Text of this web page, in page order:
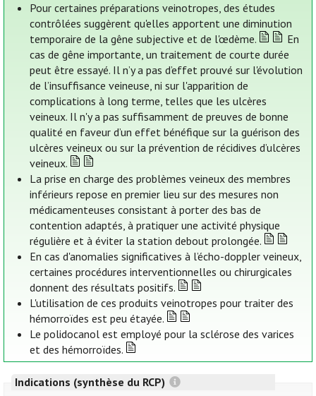
Pour certaines préparations veinotropes, des études
contrôlées suggèrent qu'elles apportent une diminution
temporaire de la gêne subjective et de l'œdème.
En
cas de gêne importante, un traitement de courte durée
peut être essayé. Il n’y a pas d’effet prouvé sur l'évolution
de l’insuffisance veineuse, ni sur l'apparition de
complications à long terme, telles que les ulcères
veineux. Il n'y a pas suffisamment de preuves de bonne
qualité en faveur d’un effet bénéfique sur la guérison des
ulcères veineux ou sur la prévention de récidives d’ulcères
veineux.
La prise en charge des problèmes veineux des membres
inférieurs repose en premier lieu sur des mesures non
médicamenteuses consistant à porter des bas de
contention adaptés, à pratiquer une activité physique
régulière et à éviter la station debout prolongée.
En cas d'anomalies significatives à l’écho-doppler veineux,
certaines procédures interventionnelles ou chirurgicales
donnent des résultats positifs.
L'utilisation de ces produits veinotropes pour traiter des
hémorroïdes est peu étayée.
Le polidocanol est employé pour la sclérose des varices
et des hémorroïdes.
Indications (synthèse du RCP)